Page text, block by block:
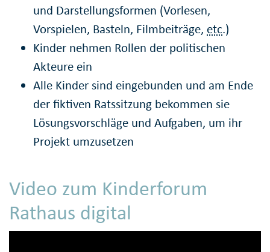
und Darstellungsformen (Vorlesen,
Vorspielen, Basteln, Filmbeiträge, etc.)
Kinder nehmen Rollen der politischen
Akteure ein
Alle Kinder sind eingebunden und am Ende
der fiktiven Ratssitzung bekommen sie
Lösungsvorschläge und Aufgaben, um ihr
Projekt umzusetzen
Video zum Kinderforum
Rathaus digital